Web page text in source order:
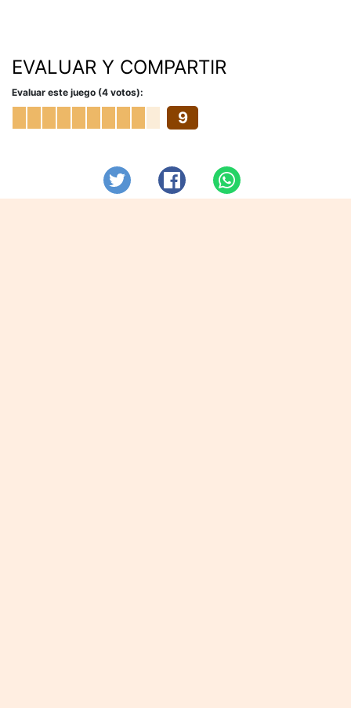
EVALUAR Y COMPARTIR
Evaluar este juego (4 votos):
9